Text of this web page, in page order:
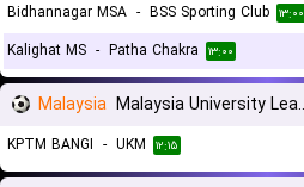
Bidhannagar MSA - BSS Sporting Club ۱۳:۰۰
Kalighat MS - Patha Chakra ۱۳:۰۰
Malaysia Malaysia University League
KPTM BANGI - UKM ۱۲:۱۵